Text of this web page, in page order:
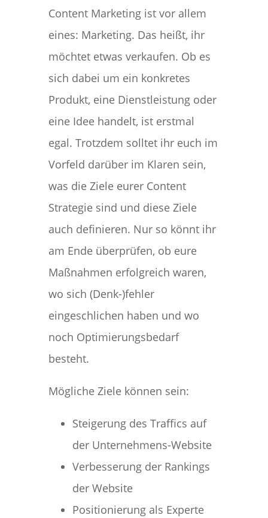
Content Marketing ist vor allem
eines: Marketing. Das heißt, ihr
möchtet etwas verkaufen. Ob es
sich dabei um ein konkretes
Produkt, eine Dienstleistung oder
eine Idee handelt, ist erstmal
egal. Trotzdem solltet ihr euch im
Vorfeld darüber im Klaren sein,
was die Ziele eurer Content
Strategie sind und diese Ziele
auch definieren. Nur so könnt ihr
am Ende überprüfen, ob eure
Maßnahmen erfolgreich waren,
wo sich (Denk-)fehler
eingeschlichen haben und wo
noch Optimierungsbedarf
besteht.
Mögliche Ziele können sein:
Steigerung des Traffics auf
der Unternehmens-Website
Verbesserung der Rankings
der Website
Positionierung als Experte